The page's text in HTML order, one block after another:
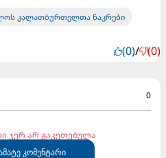
კალათბურთელთა ნაკრები
(0)/ (0)
0
ჯერ არ გაკეთებულა
კომენტარი